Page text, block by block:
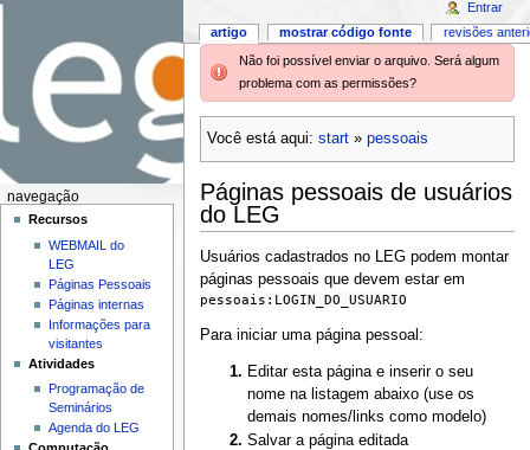
Não foi possível enviar o arquivo. Será algum
problema com as permissões?
Você está aqui: start» pessoais
Páginas pessoais de usuários
do LEG
Usuários cadastrados no LEG podem montar
páginas pessoais que devem estar em
pessoais:LOGIN_DO_USUARIO
Para iniciar uma página pessoal:
Editar esta página e inserir o seu
nome na listagem abaixo (use os
demais nomes/links como modelo)
Salvar a página editada
artigo mostrar código fonte revisões
Entrar
navegação
Recursos
WEBMAIL do
LEG
Páginas Pessoais
Páginas internas
Informações para
visitantes
Atividades
Programação de
Seminários
Agenda do LEG